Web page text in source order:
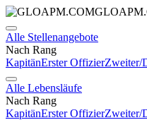
Alle Stellenangebote
Nach Rang
KapitänErster OffizierZweiter/
Alle Lebensläufe
Nach Rang
KapitänErster OffizierZweiter/